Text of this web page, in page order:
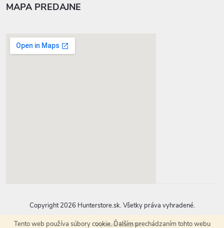
Tento web používa súbory cookie. Ďalším prechádzaním tohto webu
MAPA PREDAJNE
Vytvoril Shoptet
Copyright 2026 Hunterstore.sk. Všetky práva vyhradené.